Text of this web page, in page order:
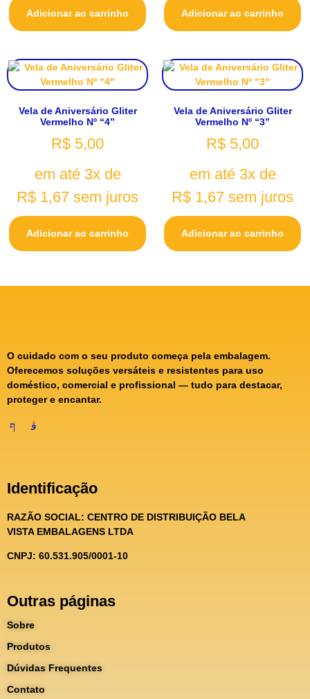
Adicionar ao carrinho Adicionar ao carrinho
Vela de Aniversário Gliter
Vermelho Nº “4”
R$ 5,00
em até 3x de
R$ 1,67 sem juros
Adicionar ao carrinho
Vela de Aniversário Gliter
Vermelho Nº “3”
R$ 5,00
em até 3x de
R$ 1,67 sem juros
Adicionar ao carrinho
O cuidado com o seu produto começa pela embalagem.
Oferecemos soluções versáteis e resistentes para uso
doméstico, comercial e profissional — tudo para destacar,
proteger e encantar.
Identificação
RAZÃO SOCIAL: CENTRO DE DISTRIBUIÇÃO BELA
VISTA EMBALAGENS LTDA
CNPJ: 60.531.905/0001-10
Outras páginas
Sobre
Produtos
Dúvidas Frequentes
Contato